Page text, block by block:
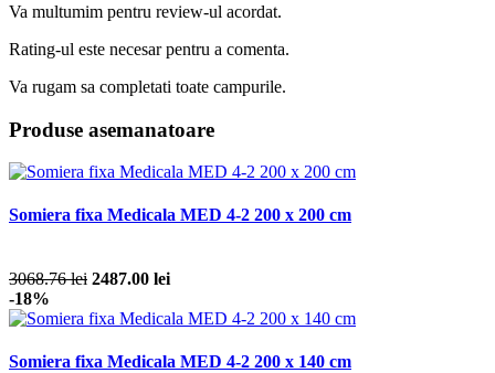
Va multumim pentru review-ul acordat.
Rating-ul este necesar pentru a comenta.
Va rugam sa completati toate campurile.
Produse asemanatoare
Somiera fixa Medicala MED 4-2 200 x 200 cm
3068.76 lei 2487.00 lei
-18%
Somiera fixa Medicala MED 4-2 200 x 140 cm